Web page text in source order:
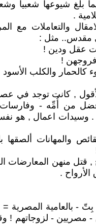
بلغ شيوعها شعبيا
.
والتعاملات مع
مقدس.. مثل :
عقل ودين !
!
كالحمار والكلب الأسود
, كانت توجد في
من أُمِّه - وفارسات
. وسيدات اعمال , هو
والمهانات
, قتل منهن المعارضات
الأرواح .
بِتّ - بالعامية المصرية
- مصريين - لزوجاتهم !